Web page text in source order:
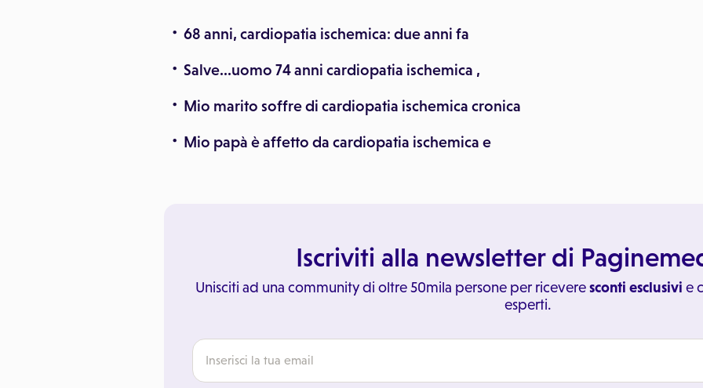
68 anni, cardiopatia ischemica: due anni fa
Salve...uomo 74 anni cardiopatia ischemica ,
Mio marito soffre di cardiopatia ischemica cronica
Mio papà è affetto da cardiopatia ischemica e
Iscriviti alla newsletter di
Unisciti ad una community di oltre 50mila persone per riceveresconti esclusivi e
esperti.